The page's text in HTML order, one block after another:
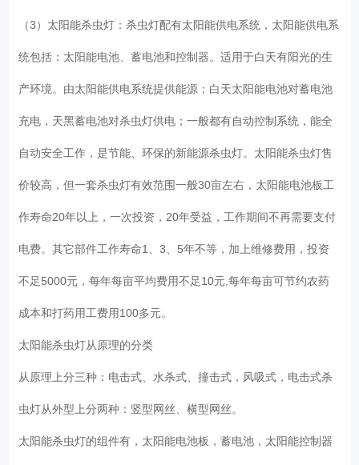
（3）太阳能杀虫灯：杀虫灯配有太阳能供电系统，太阳能供电系
统包括：太阳能电池、蓄电池和控制器。适用于白天有阳光的生
产环境。由太阳能供电系统提供能源；白天太阳能电池对蓄电池
充电，天黑蓄电池对杀虫灯供电；一般都有自动控制系统，能全
自动安全工作，是节能、环保的新能源杀虫灯。太阳能杀虫灯售
价较高，但一套杀虫灯有效范围一般30亩左右，太阳能电池板工
作寿命20年以上，一次投资，20年受益，工作期间不再需要支付
电费。其它部件工作寿命1、3、5年不等，加上维修费用，投资
不足5000元，每年每亩平均费用不足10元,每年每亩可节约农药
成本和打药用工费用100多元。
太阳能杀虫灯从原理的分类
从原理上分三种：电击式、水杀式、撞击式，风吸式，电击式杀
虫灯从外型上分两种：竖型网丝、横型网丝。
太阳能杀虫灯的组件有，太阳能电池板，蓄电池，太阳能控制器